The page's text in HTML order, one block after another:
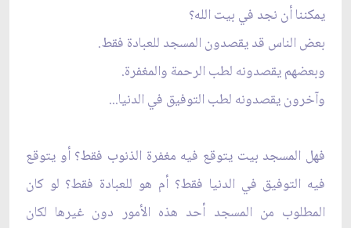
يمكننا أن نجد في بيت الله؟
بعض الناس قد يقصدون المسجد للعبادة فقط.
وبعضهم يقصدونه لطب الرحمة والمغفرة.
وآخرون يقصدونه لطب التوفيق في الدنيا...
فهل المسجد بيت يتوقع فيه مغفرة الذنوب فقط؟ أو يتوقع
فيه التوفيق في الدنيا فقط؟ أم هو للعبادة فقط؟ لو كان
المطلوب من المسجد أحد هذه الأمور دون غيرها لكان